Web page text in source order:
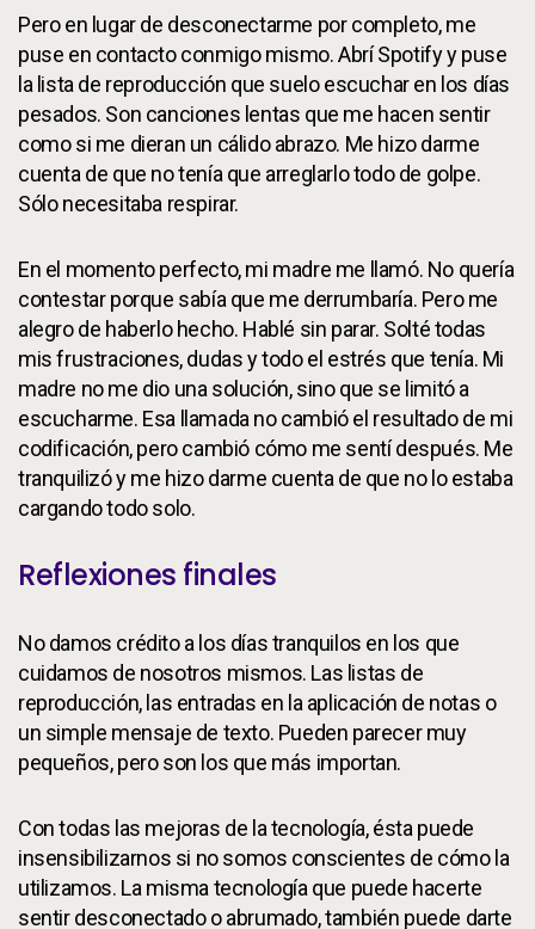
Pero en lugar de desconectarme por completo, me
puse en contacto conmigo mismo. Abrí Spotify y puse
la lista de reproducción que suelo escuchar en los días
pesados. Son canciones lentas que me hacen sentir
como si me dieran un cálido abrazo. Me hizo darme
cuenta de que no tenía que arreglarlo todo de golpe.
Sólo necesitaba respirar.
En el momento perfecto, mi madre me llamó. No quería
contestar porque sabía que me derrumbaría. Pero me
alegro de haberlo hecho. Hablé sin parar. Solté todas
mis frustraciones, dudas y todo el estrés que tenía. Mi
madre no me dio una solución, sino que se limitó a
escucharme. Esa llamada no cambió el resultado de mi
codificación, pero cambió cómo me sentí después. Me
tranquilizó y me hizo darme cuenta de que no lo estaba
cargando todo solo.
Reflexiones finales
No damos crédito a los días tranquilos en los que
cuidamos de nosotros mismos. Las listas de
reproducción, las entradas en la aplicación de notas o
un simple mensaje de texto. Pueden parecer muy
pequeños, pero son los que más importan.
Con todas las mejoras de la tecnología, ésta puede
insensibilizarnos si no somos conscientes de cómo la
utilizamos. La misma tecnología que puede hacerte
sentir desconectado o abrumado, también puede darte